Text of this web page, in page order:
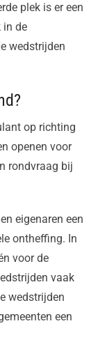
plek is er een
in de
wedstrijden
op richting
openen voor
rondvraag bij
eigenaren een
ontheffing. In
voor de
vaak
wedstrijden
een